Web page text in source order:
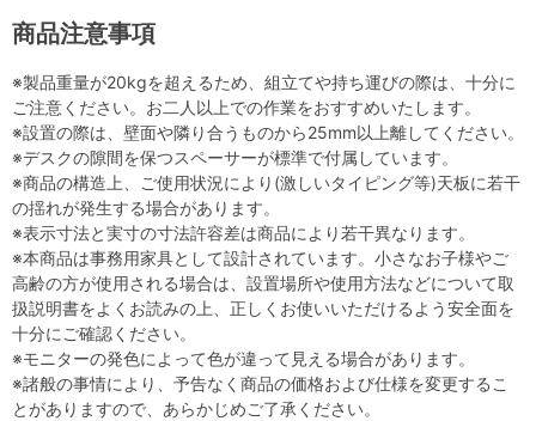
商品注意事項
※製品重量が20kgを超えるため、組立てや持ち運びの際は、十分に
ご注意ください。お二人以上での作業をおすすめいたします。
※設置の際は、壁面や隣り合うものから25mm以上離してください。
※デスクの隙間を保つスペーサーが標準で付属しています。
※商品の構造上、ご使用状況により(激しいタイピング等)天板に若干
の揺れが発生する場合があります。
※表示寸法と実寸の寸法許容差は商品により若干異なります。
※本商品は事務用家具として設計されています。小さなお子様やご
高齢の方が使用される場合は、設置場所や使用方法などについて取
扱説明書をよくお読みの上、正しくお使いいただけるよう安全面を
十分にご確認ください。
※モニターの発色によって色が違って見える場合があります。
※諸般の事情により、予告なく商品の価格および仕様を変更するこ
とがありますので、あらかじめご了承ください。